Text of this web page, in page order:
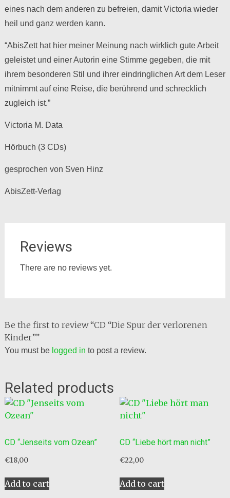
eines nach dem anderen zu befreien, damit Victoria wieder
heil und ganz werden kann.
“AbisZett hat hier meiner Meinung nach wirklich gute Arbeit
geleistet und einer Autorin eine Stimme gegeben, die mit
ihrem besonderen Stil und ihrer eindringlichen Art dem Leser
mitnimmt auf eine Reise, die berührend und schrecklich
zugleich ist.”
Victoria M. Data
Hörbuch (3 CDs)
gesprochen von Sven Hinz
AbisZett-Verlag
Reviews
There are no reviews yet.
Be the first to review “CD “Die Spur der verlorenen
Kinder””
You must be logged in to post a review.
Related products
CD “Jenseits vom Ozean”
€18,00
Add to cart
CD “Liebe hört man nicht”
€22,00
Add to cart